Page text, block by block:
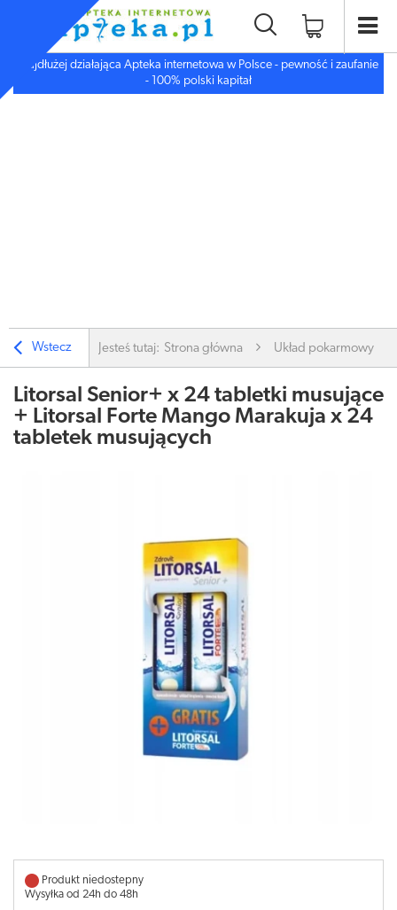
Najdłużej działająca Apteka internetowa w Polsce - pewność i zaufanie
- 100% polski kapitał
Wstecz Jesteś tutaj: Strona główna Układ pokarmowy
Litorsal Senior+ x 24 tabletki musujące
+ Litorsal Forte Mango Marakuja x 24
tabletek musujących
Produkt niedostepny
Wysyłka od 24h do 48h